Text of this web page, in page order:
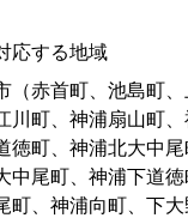
応する地域
（赤首町、池島町
川町、神浦扇山町
徳町、神浦北大中
中尾町、神浦下道
町、神浦向町、下